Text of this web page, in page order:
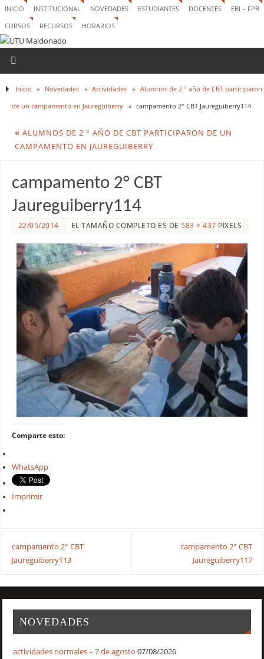
INICIO INSTITUCIONAL NOVEDADES ESTUDIANTES DOCENTES
EBI – FPB
CURSOS
RECURSOS HORARIOS
Inicio » Novedades » Actividades » Alumnos de 2 ° año de CBT participaron
de un campamento en Jaureguiberry » campamento 2° CBT Jaureguiberry114
« ALUMNOS DE 2 ° AÑO DE CBT PARTICIPARON DE UN
CAMPAMENTO EN JAUREGUIBERRY
campamento 2° CBT
Jaureguiberry114
22/05/2014 EL TAMAÑO COMPLETO ES DE583 × 437 PIXELS
Comparte esto:
WhatsApp
Imprimir
campamento 2° CBT
Jaureguiberry113
campamento 2° CBT
Jaureguiberry117
NOVEDADES
actividades normales – 7 de agosto 07/08/2026